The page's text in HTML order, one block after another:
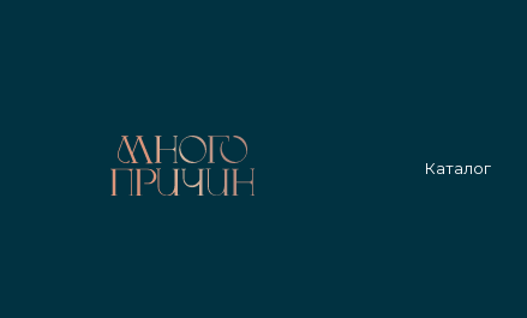
Каталог
Главная / Каталог